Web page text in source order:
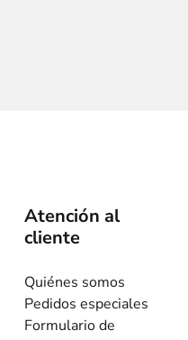
Atención al
cliente
Quiénes somos
Pedidos especiales
Formulario de